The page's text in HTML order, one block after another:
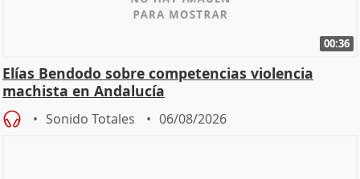
00:36
Elías Bendodo sobre competencias violencia
machista en Andalucía
Sonido Totales 06/08/2026